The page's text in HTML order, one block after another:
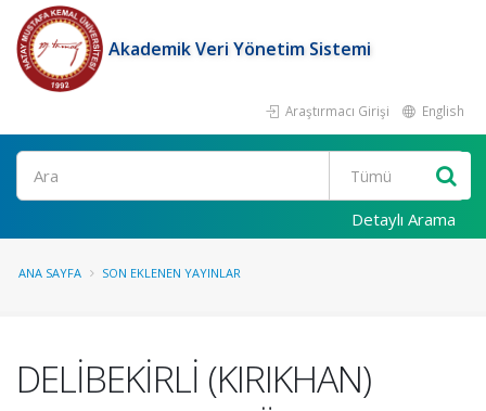
Akademik Veri Yönetim Sistemi
Araştırmacı Girişi English
Ara
Detaylı Arama
ANA SAYFA SON EKLENEN YAYINLAR
DELİBEKİRLİ (KIRIKHAN)